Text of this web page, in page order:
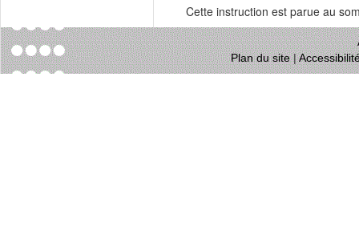
Cette instruction est parue au
Plan du site|